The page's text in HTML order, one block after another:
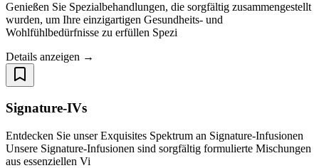
Genießen Sie Spezialbehandlungen, die sorgfältig zusammengestellt
wurden, um Ihre einzigartigen Gesundheits- und
Wohlfühlbedürfnisse zu erfüllen Spezi
Details anzeigen →
Signature-IVs
Entdecken Sie unser Exquisites Spektrum an Signature-Infusionen
Unsere Signature-Infusionen sind sorgfältig formulierte Mischungen
aus essenziellen Vi